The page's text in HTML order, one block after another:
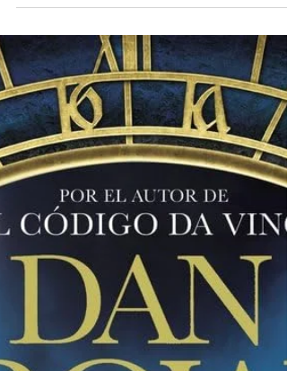
Editorial: SUMA Any de publicació: 2023 Nombre
de pàgines: 448 Estàs preparat per a arriscar el
teu cor? Un trasplantament d’urgència i un
ple de secrets. Què amaguen els batecs del teu
cor? New York, 2017. Cora Merlo, metgessa
resident de primer any, pateix un infart fulminant
que l’obliga a sotmetre’s a un trasplantament de
cor. Encara convalescent, rep la visita d’una dona
estranya amb una oferta enigmàtica: pas